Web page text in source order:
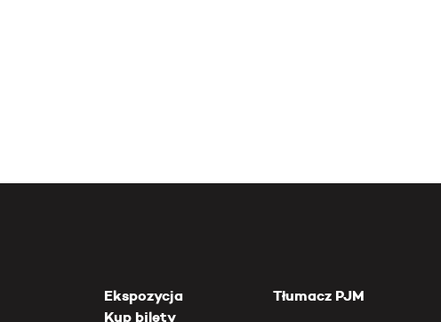
Ekspozycja
Kup bilety
Tłumacz PJM